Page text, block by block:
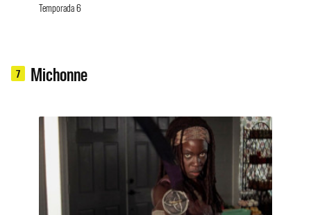
Temporada 6
7 Michonne